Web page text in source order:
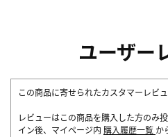
ユーザー
この商品に寄せられたカスタマーレビ
レビューはこの商品を購入した方のみ
イン後、マイページ内 購入履歴一覧 か